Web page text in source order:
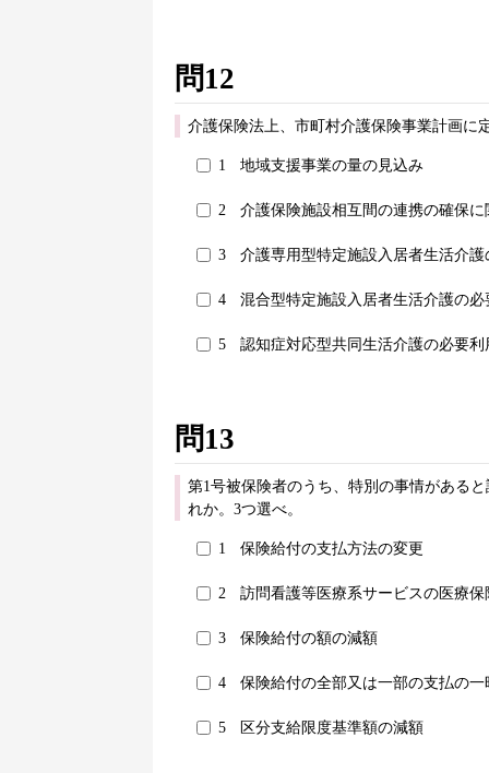
問12
介護保険法上、市町村介護保険事業計画に
1 地域支援事業の量の見込み
2 介護保険施設相互間の連携の確保に
3 介護専用型特定施設入居者生活介
4 混合型特定施設入居者生活介護の
5 認知症対応型共同生活介護の必要利
問13
第1号被保険者のうち、特別の事情がある
れか。3つ選べ。
1 保険給付の支払方法の変更
2 訪問看護等医療系サービスの医療
3 保険給付の額の減額
4 保険給付の全部又は一部の支払の一
5 区分支給限度基準額の減額